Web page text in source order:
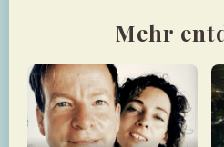
Mehr